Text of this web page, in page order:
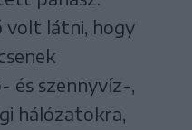
volt látni, hogy
és szennyvíz-,
hálózatokra,